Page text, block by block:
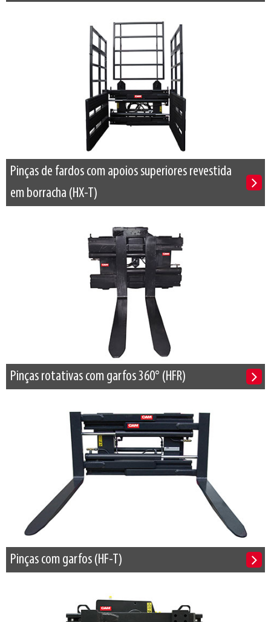
Pinças de fardos com apoios superiores revestida
em borracha (HX-T)
Pinças rotativas com garfos 360° (HFR)
Pinças com garfos (HF-T)